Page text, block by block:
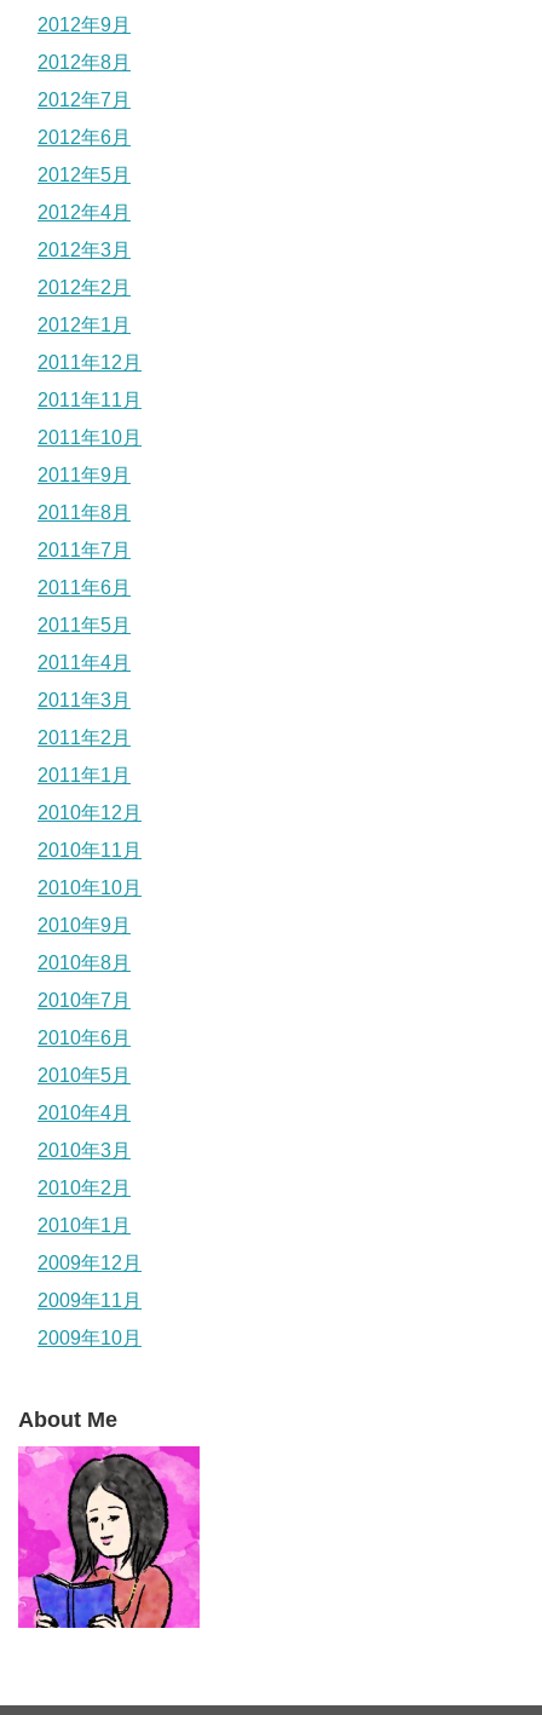
2012年9月
2012年8月
2012年7月
2012年6月
2012年5月
2012年4月
2012年3月
2012年2月
2012年1月
2011年12月
2011年11月
2011年10月
2011年9月
2011年8月
2011年7月
2011年6月
2011年5月
2011年4月
2011年3月
2011年2月
2011年1月
2010年12月
2010年11月
2010年10月
2010年9月
2010年8月
2010年7月
2010年6月
2010年5月
2010年4月
2010年3月
2010年2月
2010年1月
2009年12月
2009年11月
2009年10月
About Me